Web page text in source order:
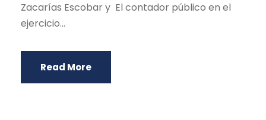
Zacarías Escobar y El contador público en el
ejercicio...
Read More